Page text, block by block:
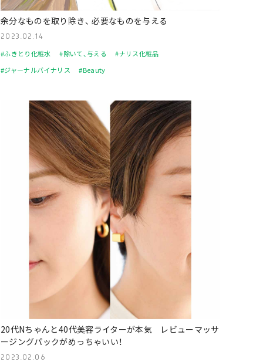
余分なものを取り除き、 必要なものを与える
2023.02.14
#ふきとり化粧水 #除いて、与える
#ナリス化粧品
#ジャーナルバイナリス
#Beauty
20代Nちゃんと40代美容ライターが本気 レビューマッサ
ージングパックがめっちゃいい！
2023.02.06